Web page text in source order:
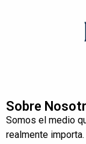
Sobre
Somos el medio
realmente